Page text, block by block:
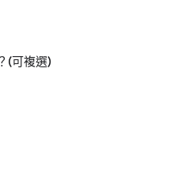
(可複選)